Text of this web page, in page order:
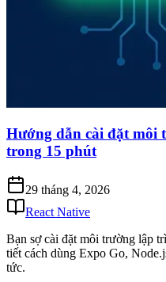
Hướng dẫn cài đặt môi
trong 15 phút
29 tháng 4, 2026
React Native
Bạn sợ cài đặt môi trường lập
tiết cách dùng Expo Go,
tức.